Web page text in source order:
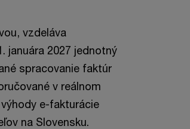
vzdeláva
januára 2027 jednotný
spracovanie faktúr
v reálnom
e-fakturácie
na Slovensku.